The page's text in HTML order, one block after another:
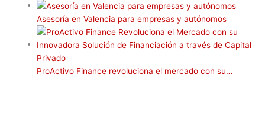
Asesoría en Valencia para empresas y autónomos
ProActivo Finance revoluciona el mercado con su…